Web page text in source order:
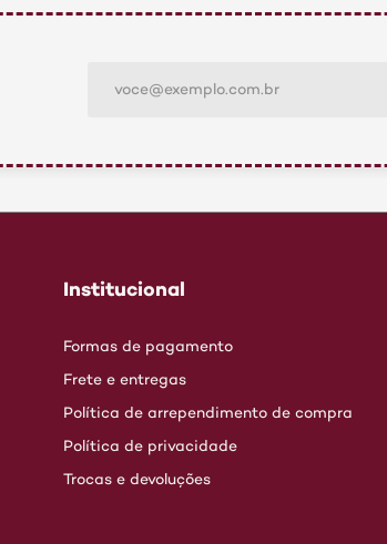
Institucional
Formas de pagamento
Frete e entregas
Política de arrependimento de compra
Política de privacidade
Trocas e devoluções